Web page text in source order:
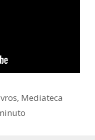
, Mediateca